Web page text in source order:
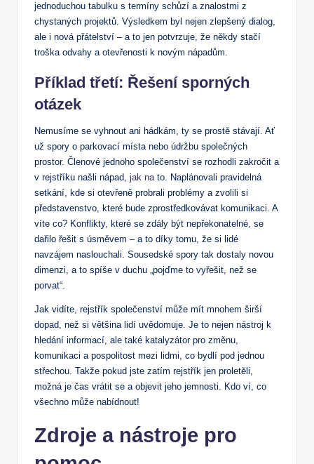
jednoduchou tabulku s ⁤termíny schůzí a znalostmi z
chystaných projektů. Výsledkem ‍byl nejen zlepšený ⁣dialog,
ale i nová přátelství – a ⁢to ⁢jen potvrzuje, že ​někdy stačí
troška odvahy⁣ a otevřenosti ⁢k novým⁤ nápadům.
Příklad třetí: Řešení sporných
otázek
Nemusíme se vyhnout ani hádkám,⁤ ty se ‍prostě stávají. Ať
už spory ‍o ‍parkovací místa nebo údržbu společných
prostor. Členové jednoho společenství ⁤se rozhodli ⁣zakročit a
v rejstříku našli nápad, jak nato. ‌Naplánovali pravidelná
setkání, kde si otevřeně probrali problémy a zvolili⁣ si
představenstvo, které​ bude zprostředkovávat komunikaci. A
víte co? Konflikty, které se zdály být nepřekonatelné,⁢ se
dařilo ⁤řešit s úsměvem ‍– a‌ to díky tomu, že si ⁢lidé​
navzájem naslouchali. Sousedské spory tak dostaly novou​
dimenzi, ‌a to spíše v duchu ​„pojďme to vyřešit, než‌ se‌
porvat“.
Jak‌ vidíte, rejstřík společenství ​může mít mnohem ⁣širší‍
dopad, než si většina lidí uvědomuje. Je to⁣ nejen⁢ nástroj k
⁢hledání informací, ale také katalyzátor pro změnu,
komunikaci ⁤a pospolitost mezi​ lidmi, co bydlí pod jednou
střechou. Takže pokud jste zatím ‍rejstřík ⁤jen⁣ proletěli,
možná je čas vrátit se a objevit​ jeho jemnosti. Kdo ví, co
všechno může nabídnout!
Zdroje a nástroje pro